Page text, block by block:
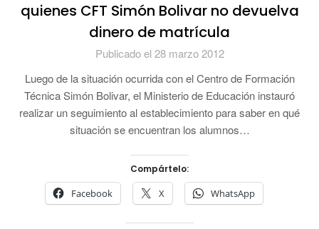
quienes CFT Simón Bolivar no devuelva
dinero de matrícula
Publicado el 28 marzo 2012
Luego de la situación ocurrida con el Centro de Formación
Técnica Simón Bolivar, el Ministerio de Educación instauró
realizar un seguimiento al establecimiento para saber en qué
situación se encuentran los alumnos…
Compártelo:
Facebook X WhatsApp